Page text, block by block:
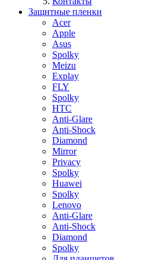
Защитные пленки
Acer
Apple
Asus
Spolky
Meizu
Explay
FLY
Spolky
HTC
Anti-Glare
Anti-Shock
Diamond
Mirror
Privacy
Spolky
Huawei
Spolky
Lenovo
Anti-Glare
Anti-Shock
Diamond
Spolky